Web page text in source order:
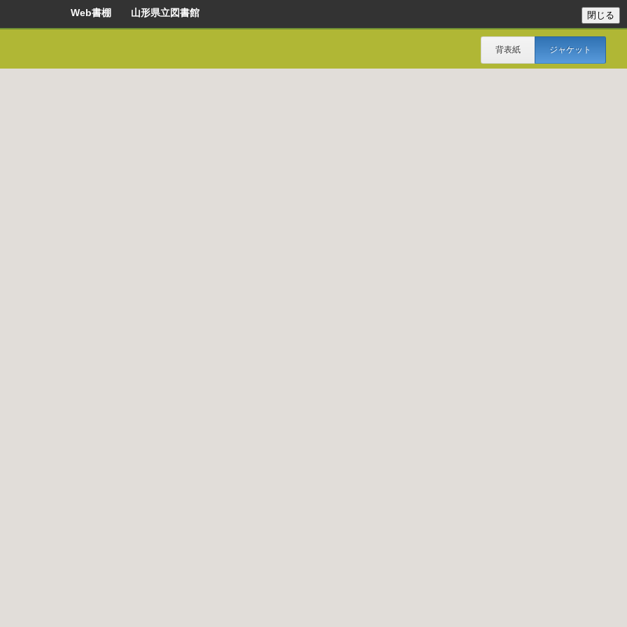
Web書棚 山形県立図書館
背表紙 ジャケット